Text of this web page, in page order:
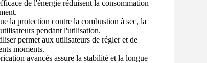
de l'énergie réduisent la consommation
la protection contre la combustion à sec, la
pendant l'utilisation.
permet aux utilisateurs de régler et de
moments.
avancés assure la stabilité et la longue